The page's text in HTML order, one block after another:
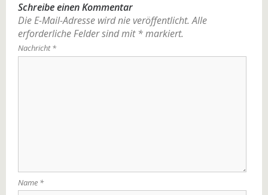
Schreibe einen Kommentar
Die E-Mail-Adresse wird nie veröffentlicht. Alle
erforderliche Felder sind mit *markiert.
Nachricht*
Name *